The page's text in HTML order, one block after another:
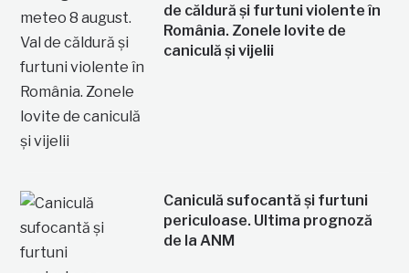
de căldură și furtuni violente în
România. Zonele lovite de
caniculă și vijelii
Caniculă sufocantă și furtuni
periculoase. Ultima prognoză
de la ANM